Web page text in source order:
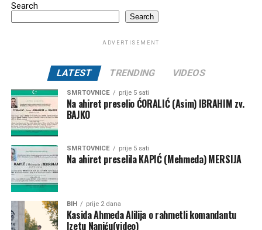
Search
Search
ADVERTISEMENT
LATEST TRENDING VIDEOS
SMRTOVNICE prije 5 sati
Na ahiret preselio ĆORALIĆ (Asim) IBRAHIM zv.
BAJKO
SMRTOVNICE prije 5 sati
Na ahiret preselila KAPIĆ (Mehmeda) MERSIJA
BIH prije 2 dana
Kasida Ahmeda Alilija o rahmetli komandantu
Izetu Naniću(video)